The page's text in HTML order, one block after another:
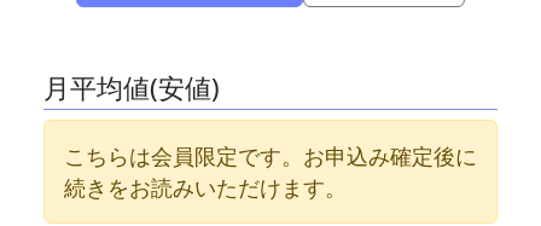
月平均値(安値)
こちらは会員限定です。お申込み確定後に
続きをお読みいただけます。